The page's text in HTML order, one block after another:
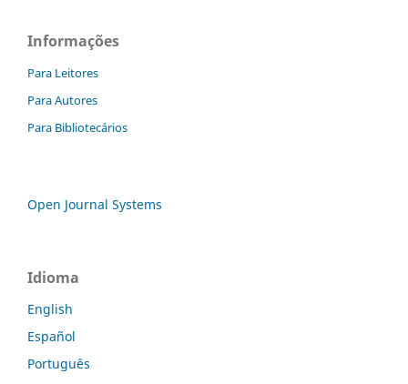
Informações
Para Leitores
Para Autores
Para Bibliotecários
Open Journal Systems
Idioma
English
Español
Português